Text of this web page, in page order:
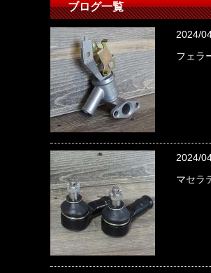
ブログ一覧
2024/
フェラ
2024/
マセラ